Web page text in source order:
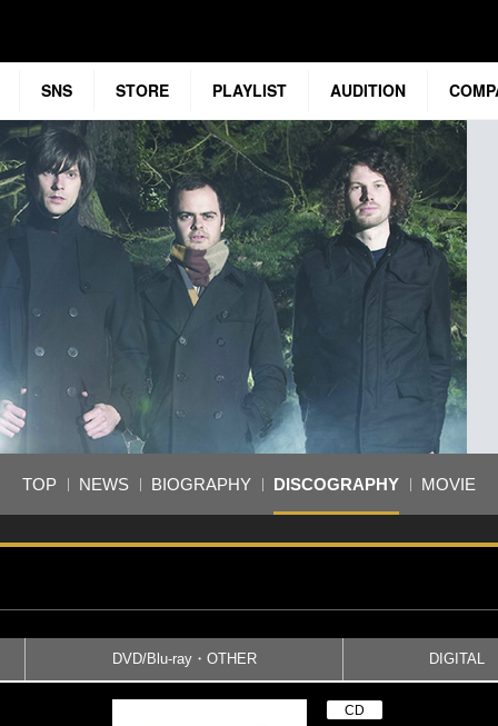
SNS STORE PLAYLIST AUDITION
TOP NEWS BIOGRAPHY DISCOGRAPHY MOVIE
DVD/Blu-ray・OTHER DIGITAL
CD